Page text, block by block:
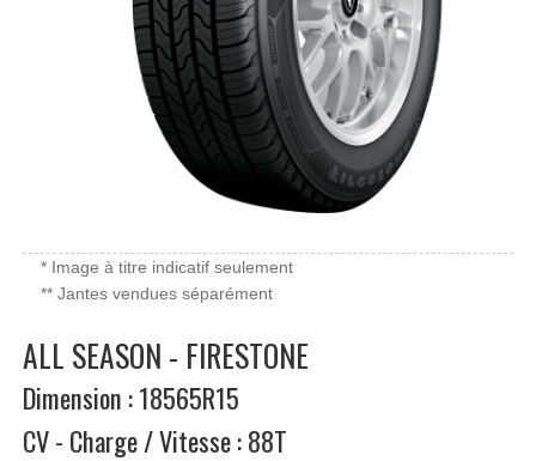
* Image à titre indicatif seulement
** Jantes vendues séparément
ALL SEASON - FIRESTONE
Dimension : 18565R15
CV - Charge / Vitesse : 88T